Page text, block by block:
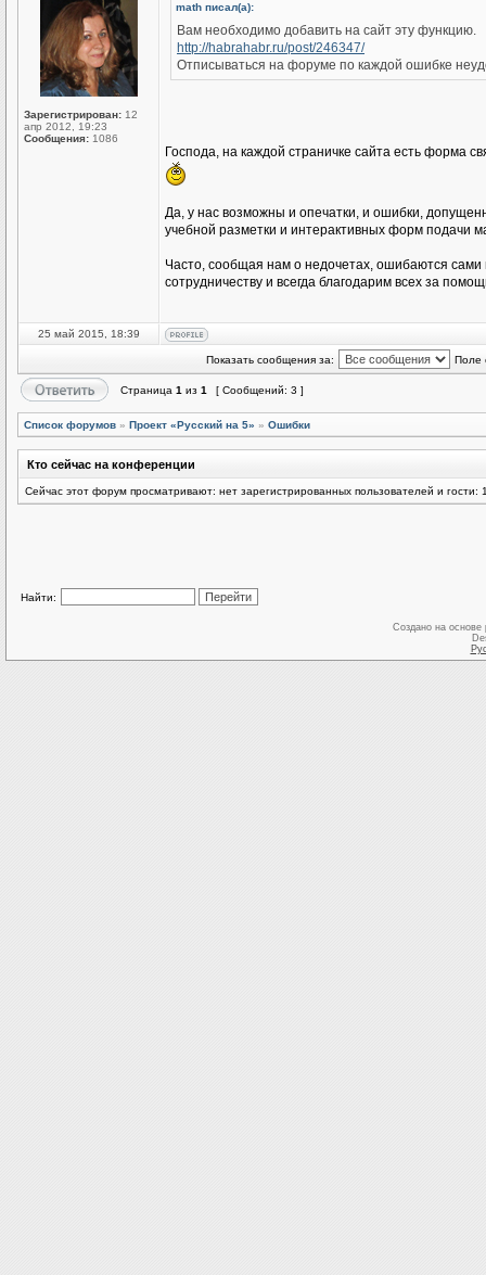
Зарегистрирован: 12
апр 2012, 19:23
Сообщения: 1086
math писал(а):
Вам необходимо добавить на сайт эту функцию.
http://habrahabr.ru/post/246347/
Отписываться на форуме по каждой ошибке
Господа, на каждой страничке сайта есть форма
Да, у нас возможны и опечатки, и ошибки,
учебной разметки и интерактивных форм подачи
Часто, сообщая нам о недочетах, ошибаются
сотрудничеству и всегда благодарим всех за
25 май 2015, 18:39
Показать сообщения за: Поле
Страница 1 из 1 [ Сообщений: 3 ]
Список форумов » Проект «Русский на 5» » Ошибки
Кто сейчас на конференции
Сейчас этот форум просматривают: нет зарегистрированных пользователей и гости:
Найти:
Создано на основе